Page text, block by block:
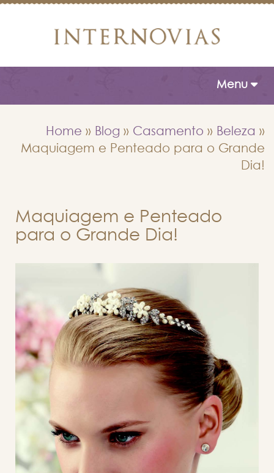
Toggle
Menu
Home » Blog » Casamento » Beleza »
Maquiagem e Penteado para o Grande
Dia!
Maquiagem e Penteado
para o Grande Dia!